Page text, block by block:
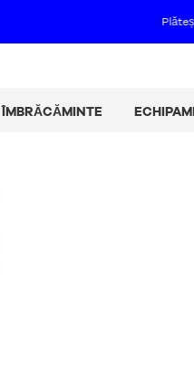
Plătește-ți achizițiile în 2,
ÎMBRĂCĂMINTE